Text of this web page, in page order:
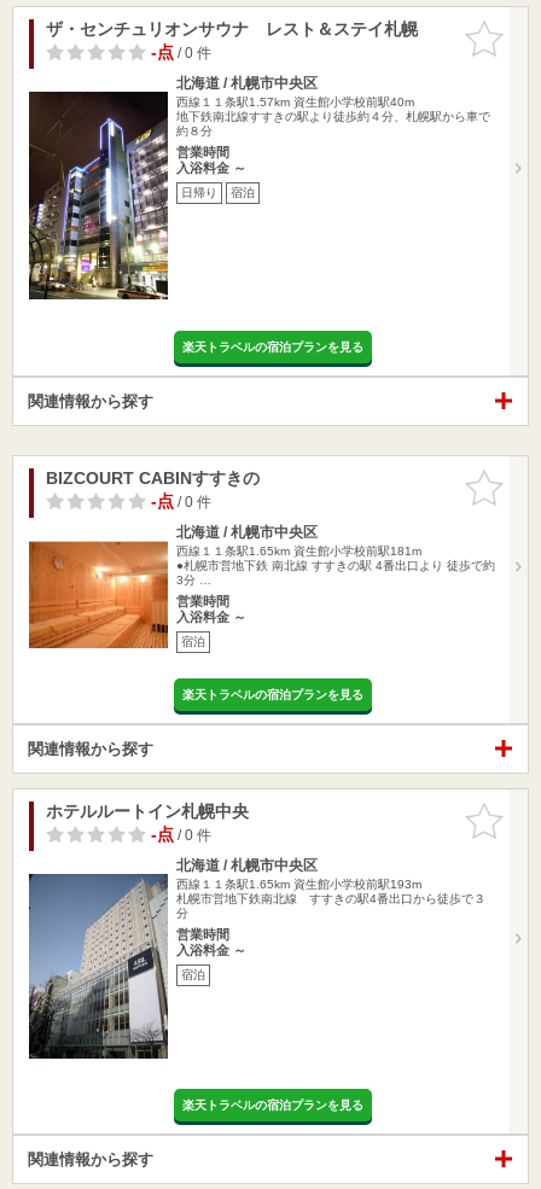
お気に入
りに追加
ザ・センチュリオンサウナ レスト＆ステイ札幌
-点/ 0 件
北海道 / 札幌市中央区
西線１１条駅1.57km 資生館小学校前駅40m
地下鉄南北線すすきの駅より徒歩約４分、札幌駅から車で
約８分
営業時間
入浴料金 ～
日帰り 宿泊
楽天トラベルの宿泊プランを見る
関連情報から探す
お気に入
りに追加
BIZCOURT CABINすすきの
-点/ 0 件
北海道 / 札幌市中央区
西線１１条駅1.65km 資生館小学校前駅181m
●札幌市営地下鉄 南北線 すすきの駅 4番出口より 徒歩で約
3分 …
営業時間
入浴料金 ～
宿泊
楽天トラベルの宿泊プランを見る
関連情報から探す
お気に入
りに追加
ホテルルートイン札幌中央
-点/ 0 件
北海道 / 札幌市中央区
西線１１条駅1.65km 資生館小学校前駅193m
札幌市営地下鉄南北線 すすきの駅4番出口から徒歩で３
分
営業時間
入浴料金 ～
宿泊
楽天トラベルの宿泊プランを見る
関連情報から探す